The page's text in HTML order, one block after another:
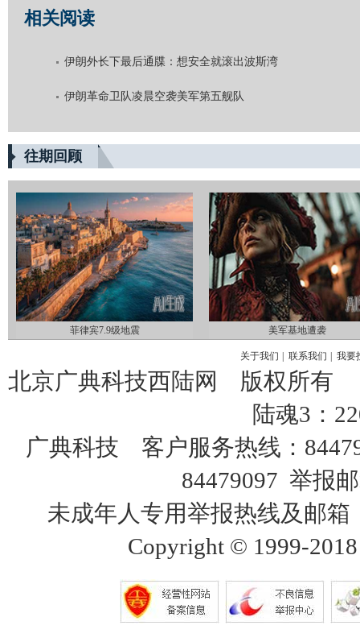
相关阅读
伊朗外长下最后通牒：想安全就滚出波斯湾
伊朗革命卫队凌晨空袭美军第五舰队
往期回顾
菲律宾7.9级地震 美军基地遭袭
关于我们 联系我们 我要
北京广典科技西陆网 版权所有
陆魂3：
广典科技 客户服务热线：
84479097 举报
未成年人专用举报热线及邮
Copyright © 1999-